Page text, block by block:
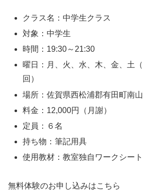
クラス名：中学生クラス
対象：中学生
時間：19:30～21:30
曜日：月、火、水、木、金、土
回）
場所：佐賀県西松浦郡有田町南
料金：12,000円（月謝）
定員：６名
持ち物：筆記用具
使用教材：教室独自ワークシー
無料体験のお申し込みはこちら